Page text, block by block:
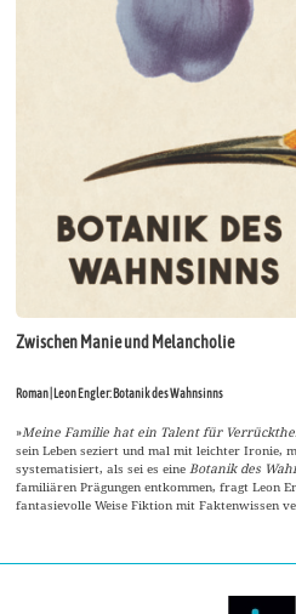
Zwischen Manie und Melancholie
Roman | Leon Engler: Botanik des Wahnsinns
»Meine Familie hat ein Talent für
sein Leben seziert und mal mit leichter Ironie,
systematisiert, als sei es eineBotanik des
familiären Prägungen entkommen, fragt Leon
fantasievolle Weise Fiktion mit Faktenwissen